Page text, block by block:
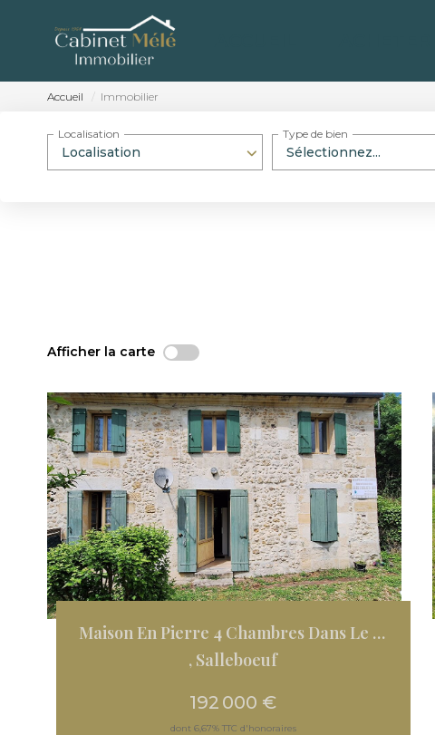
Accueil Immobilier
Localisation
Localisation
Sélectionnez...
Type de bien
Afficher la carte
Maison En Pierre 4 Chambres Dans Le Centre De Salleboeuf
, Salleboeuf
192 000 €
dont 6,67% TTC d'honoraires